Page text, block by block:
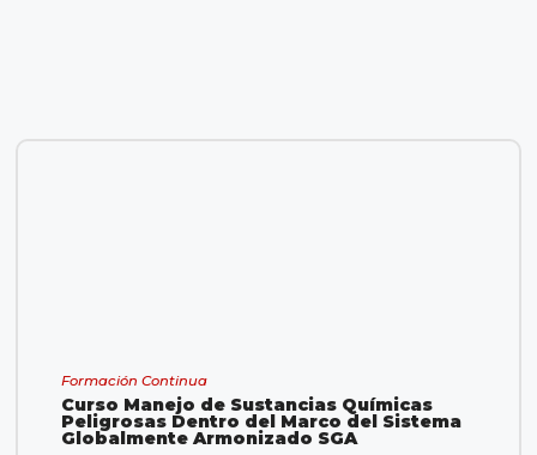
Formación Continua
Curso Manejo de Sustancias Químicas
Peligrosas Dentro del Marco del Sistema
Globalmente Armonizado SGA